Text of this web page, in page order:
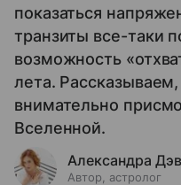
показаться
транзиты все-таки
возможность
лета.
внимательно
Вселенной.
Александра
Автор, астролог